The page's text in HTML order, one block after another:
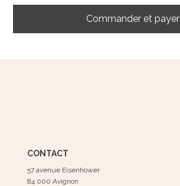
Commander et payer
CONTACT
57 avenue Eisenhower
84 000 Avignon